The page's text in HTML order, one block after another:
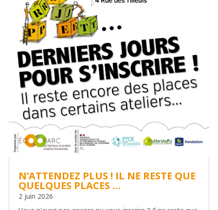
N’ATTENDEZ PLUS ! IL NE RESTE QUE
QUELQUES PLACES …
2 juin 2026